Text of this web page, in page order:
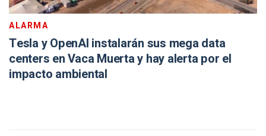
ALARMA
Tesla y OpenAI instalarán sus mega data
centers en Vaca Muerta y hay alerta por el
impacto ambiental